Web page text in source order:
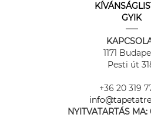
GYIK
1171
Pesti út
+36 20 319
NYITVATARTÁS MA: